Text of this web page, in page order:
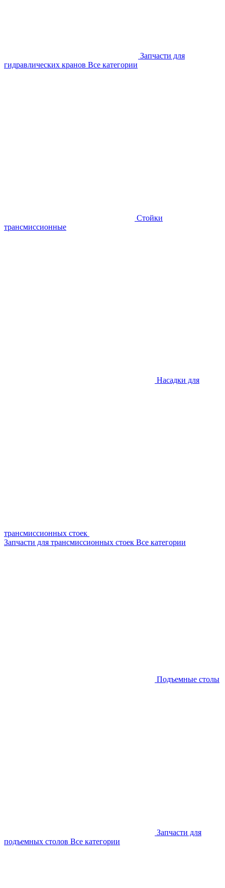
Запчасти для
гидравлических кранов Все категории
Стойки
трансмиссионные
Насадки для
трансмиссионных стоек
Запчасти для трансмиссионных стоек Все категории
Подъемные столы
Запчасти для
подъемных столов Все категории